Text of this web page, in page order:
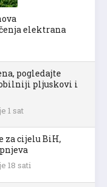
elektrana
pogledajte
obilniji pljuskovi i
1 sat
za cijelu BiH,
18 sati